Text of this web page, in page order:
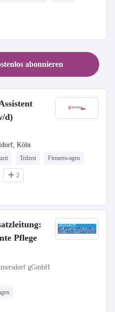
abonnieren
d)
Köln
Teilzeit Firmenwagen
2
Pflege
gGmbH